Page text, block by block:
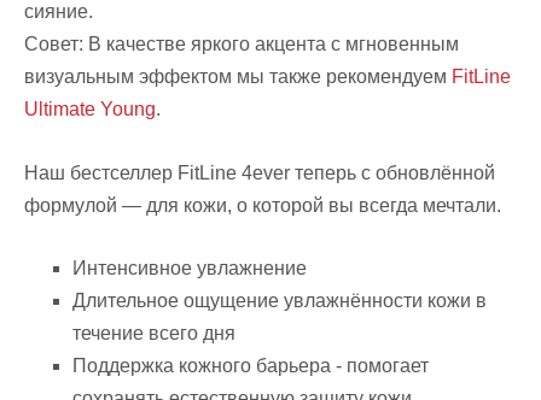
сияние.
Совет: В качестве яркого акцента с мгновенным
визуальным эффектом мы также рекомендуем FitLine
Ultimate Young.
Наш бестселлер FitLine 4ever теперь с обновлённой
формулой — для кожи, о которой вы всегда мечтали.
Интенсивное увлажнение
Длительное ощущение увлажнённости кожи в
течение всего дня
Поддержка кожного барьера - помогает